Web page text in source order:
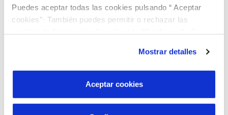
Puedes aceptar todas las cookies pulsando “ Aceptar
cookies”· También puedes permitir o rechazar las
instalación de todas las cookies salvo las necesarias que
son indispensables para que el sitio web funcione y que
por tanto no se pueden desactivar. Puedes consultar
Mostrar detalles
Aceptar cookies
¡Descubre nuestro programa de Becas
“Jóvenes Talentos”!